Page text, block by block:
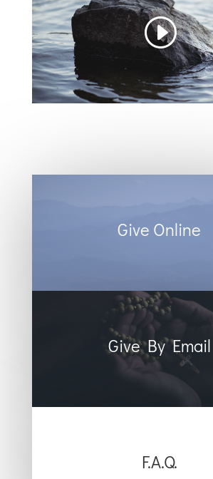
Give Online
Give By Email
F.A.Q.